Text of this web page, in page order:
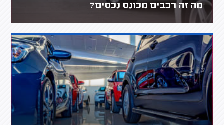
מה זה רכבים מכונס נכסים?